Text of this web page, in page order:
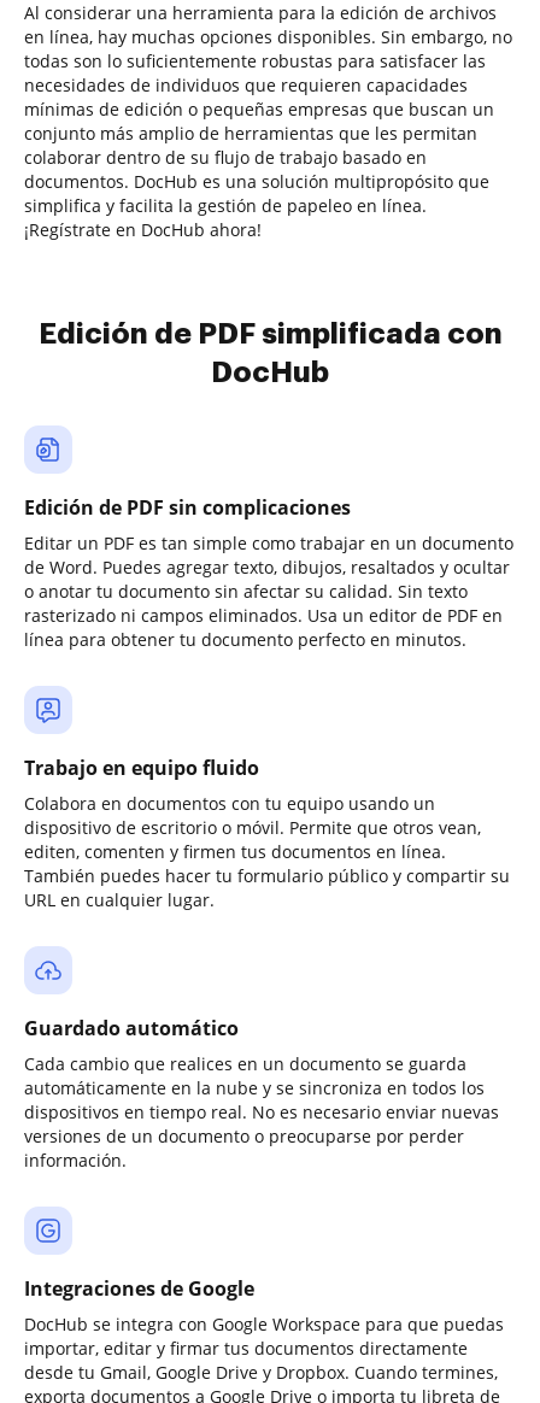
Al considerar una herramienta para la edición de archivos
en línea, hay muchas opciones disponibles. Sin embargo, no
todas son lo suficientemente robustas para satisfacer las
necesidades de individuos que requieren capacidades
mínimas de edición o pequeñas empresas que buscan un
conjunto más amplio de herramientas que les permitan
colaborar dentro de su flujo de trabajo basado en
documentos. DocHub es una solución multipropósito que
simplifica y facilita la gestión de papeleo en línea.
¡Regístrate en DocHub ahora!
Edición de PDF simplificada con
DocHub
Edición de PDF sin complicaciones
Editar un PDF es tan simple como trabajar en un documento
de Word. Puedes agregar texto, dibujos, resaltados y ocultar
o anotar tu documento sin afectar su calidad. Sin texto
rasterizado ni campos eliminados. Usa un editor de PDF en
línea para obtener tu documento perfecto en minutos.
Trabajo en equipo fluido
Colabora en documentos con tu equipo usando un
dispositivo de escritorio o móvil. Permite que otros vean,
editen, comenten y firmen tus documentos en línea.
También puedes hacer tu formulario público y compartir su
URL en cualquier lugar.
Guardado automático
Cada cambio que realices en un documento se guarda
automáticamente en la nube y se sincroniza en todos los
dispositivos en tiempo real. No es necesario enviar nuevas
versiones de un documento o preocuparse por perder
información.
Integraciones de Google
DocHub se integra con Google Workspace para que puedas
importar, editar y firmar tus documentos directamente
desde tu Gmail, Google Drive y Dropbox. Cuando termines,
exporta documentos a Google Drive o importa tu libreta de